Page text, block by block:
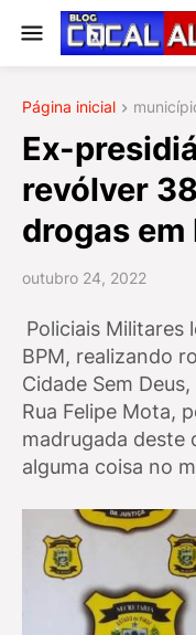
Página inicial
Ex-
revólver
drogas em
outubro 24, 2022
Policiais Militares
BPM, realizando
Cidade Sem
Rua Felipe Mota,
madrugada deste
alguma coisa no